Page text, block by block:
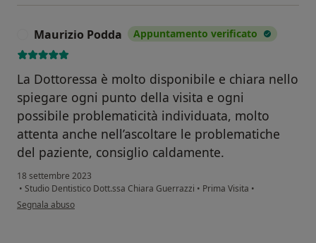
Maurizio Podda Appuntamento verificato
La Dottoressa è molto disponibile e chiara nello
spiegare ogni punto della visita e ogni
possibile problematicità individuata, molto
attenta anche nell’ascoltare le problematiche
del paziente, consiglio caldamente.
18 settembre 2023
• Studio Dentistico Dott.ssa Chiara Guerrazzi • Prima Visita •
secondo l'opinione dell'utente Maurizio Podda
Segnala abuso